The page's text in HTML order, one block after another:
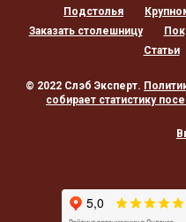
Подстолья
Заказать столешницу
Статьи
© 2022 Слэб Эксперт.
собирает статистику